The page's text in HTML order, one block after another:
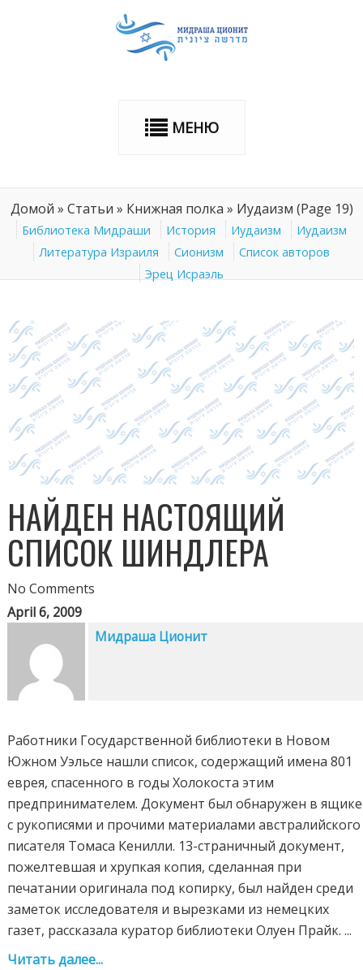
МЕНЮ
Домой » Статьи » Книжная полка » Иудаизм (Page 19)
Библиотека Мидраши История Иудаизм
Иудаизм
Литература Израиля
Сионизм
Список авторов
Эрец Исраэль
НАЙДЕН НАСТОЯЩИЙ
СПИСОК ШИНДЛЕРА
No Comments
April 6, 2009
Мидраша Ционит
Работники Государственной библиотеки в Новом
Южном Уэльсе нашли список, содержащий имена 801
еврея, спасенного в годы Холокоста этим
предпринимателем. Документ был обнаружен в ящике
с рукописями и прочими материалами австралийского
писателя Томаса Кенилли. 13-страничный документ,
пожелтевшая и хрупкая копия, сделанная при
печатании оригинала под копирку, был найден среди
заметок исследователя и вырезками из немецких
газет, рассказала куратор библиотеки Олуен Прайк. ...
Читать далее...